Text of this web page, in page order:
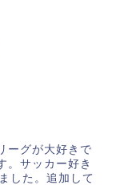
ーグが大好きで
。サッカー好き
した。追加して